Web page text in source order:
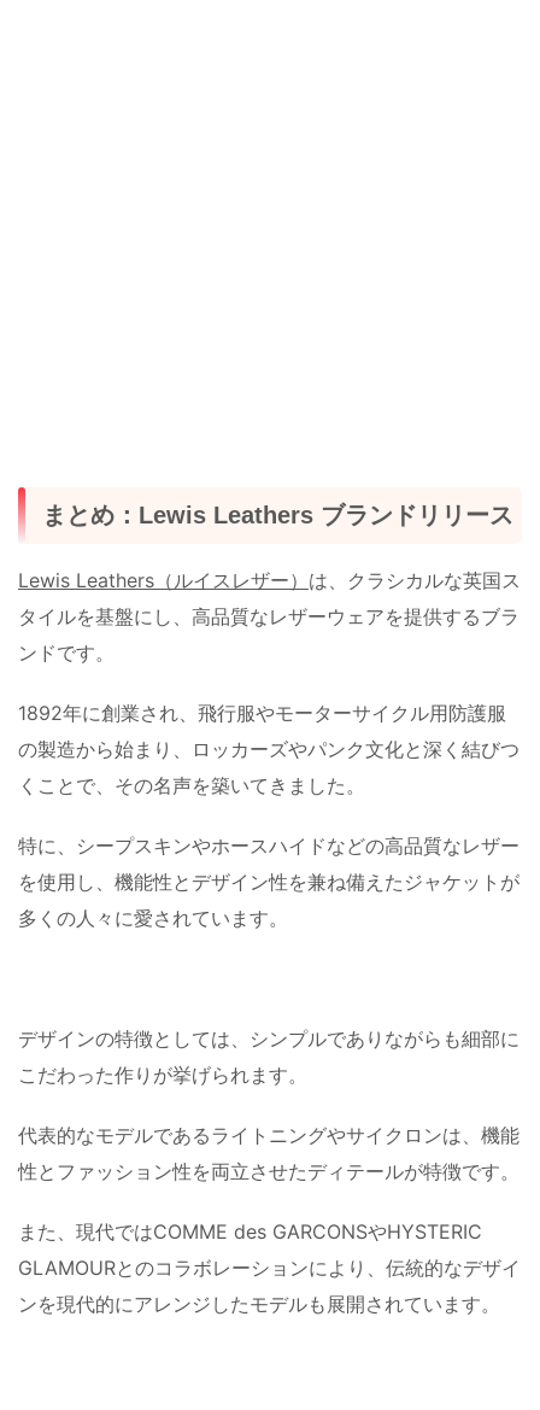
まとめ：Lewis Leathers ブランドリリース
Lewis Leathers（ルイスレザー） は、クラシカルな英国ス
タイルを基盤にし、高品質なレザーウェアを提供するブラ
ンドです。
1892年に創業され、飛行服やモーターサイクル用防護服
の製造から始まり、ロッカーズやパンク文化と深く結びつ
くことで、その名声を築いてきました。
特に、シープスキンやホースハイドなどの高品質なレザー
を使用し、機能性とデザイン性を兼ね備えたジャケットが
多くの人々に愛されています。
デザインの特徴としては、シンプルでありながらも細部に
こだわった作りが挙げられます。
代表的なモデルであるライトニングやサイクロンは、機能
性とファッション性を両立させたディテールが特徴です。
また、現代ではCOMME des GARCONSやHYSTERIC
GLAMOURとのコラボレーションにより、伝統的なデザイ
ンを現代的にアレンジしたモデルも展開されています。